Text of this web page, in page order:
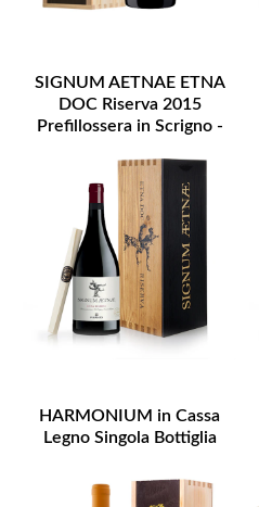
SIGNUM AETNAE ETNA
DOC Riserva 2015
Prefillossera in Scrigno -
HARMONIUM in Cassa
Legno Singola Bottiglia